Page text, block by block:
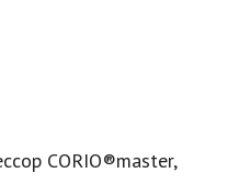
CORIO®master,